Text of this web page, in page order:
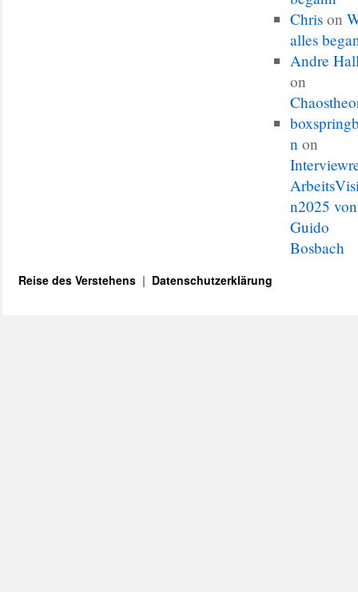
Chris on
alles
Andre
on
n on
n2025 von
Guido
Bosbach
Reise des Verstehens Datenschutzerklärung